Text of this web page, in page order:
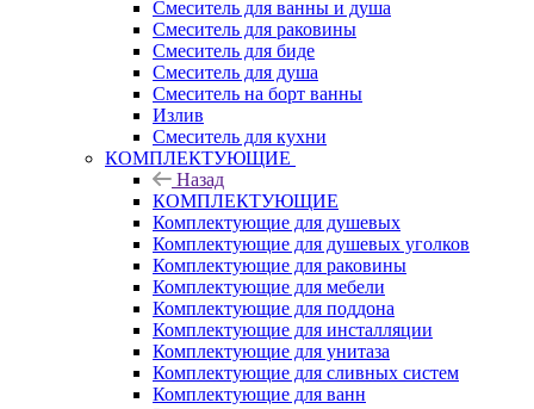
Смеситель для ванны и душа
Смеситель для раковины
Смеситель для биде
Смеситель для душа
Смеситель на борт ванны
Излив
Смеситель для кухни
КОМПЛЕКТУЮЩИЕ
Назад
КОМПЛЕКТУЮЩИЕ
Комплектующие для душевых
Комплектующие для душевых уголков
Комплектующие для раковины
Комплектующие для мебели
Комплектующие для поддона
Комплектующие для инсталляции
Комплектующие для унитаза
Комплектующие для сливных систем
Комплектующие для ванн